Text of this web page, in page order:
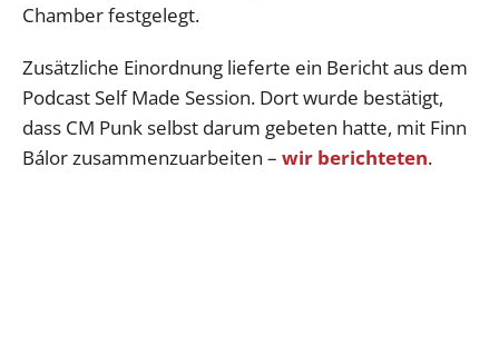
Chamber festgelegt.
Zusätzliche Einordnung lieferte ein Bericht aus dem
Podcast Self Made Session. Dort wurde bestätigt,
dass CM Punk selbst darum gebeten hatte, mit Finn
Bálor zusammenzuarbeiten – wir berichteten.